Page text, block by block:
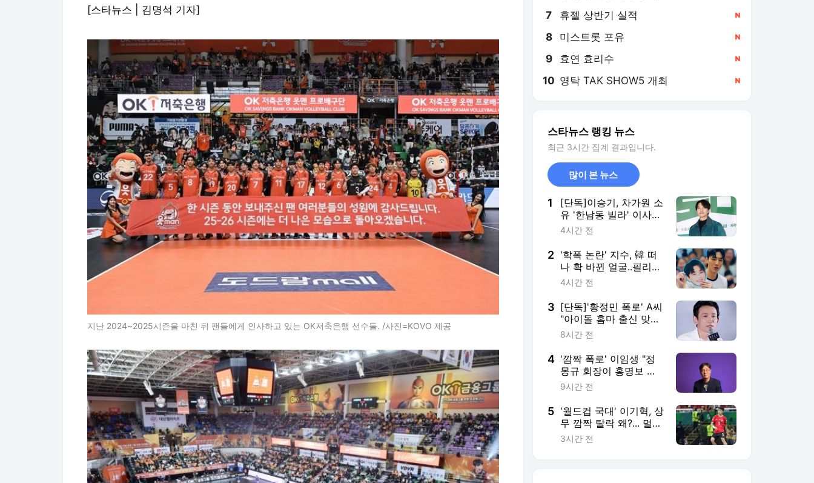
[스타뉴스 | 김명석 기자]
지난 2024~2025시즌을 마친 뒤 팬들에게 인사하고 있는 OK저축은행 선수들. /사진=KOVO 제공
7 휴젤 상반기 실적
8 미스트롯 포유
9 효연 효리수
10 영탁 TAK SHOW5 개최
스타뉴스 랭킹 뉴스
최근 3시간 집계 결과입니다.
많이 본 뉴스
1
[단독]이승기, 차가원 소
유 '한남동 빌라' 이사
안한다..105억 전세금
4시간 전
2 '학폭 논란' 지수, 韓 떠
나 확 바뀐 얼굴..필리핀
쇼핑몰서 포착 [스타이
4시간 전
3 [단독]'황정민 폭로' A씨
"아이돌 홈마 출신 맞
다..큰 의미 없는 망신
8시간 전
4 '깜짝 폭로' 이임생 "정
몽규 회장이 홍명보 선
임 지시, 나가월드 디렉
9시간 전
5 '월드컵 국대' 이기혁, 상
무 깜짝 탈락 왜?... 멀티
포지션 '오히려 독 됐나'
3시간 전